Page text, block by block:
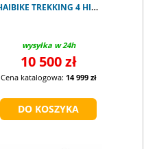
HAIBIKE TREKKING 4 HIGH ORANGE
wysyłka w 24h
10 500 zł
Cena katalogowa: 14 999 zł